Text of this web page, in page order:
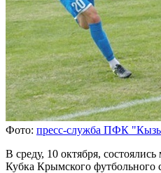
Фото: пресс-служба ПФК
В среду, 10 октября,
Кубка Крымского футбольного